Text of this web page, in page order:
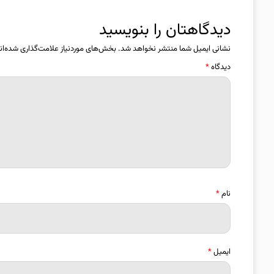
دیدگاهتان را بنویسید
نشانی ایمیل شما منتشر نخواهد شد. بخش‌های موردنیاز علامت‌گذاری
دیدگاه*
نام*
ایمیل*